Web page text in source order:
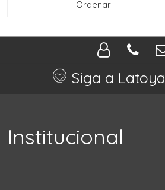
Siga a Latoya
Institucional